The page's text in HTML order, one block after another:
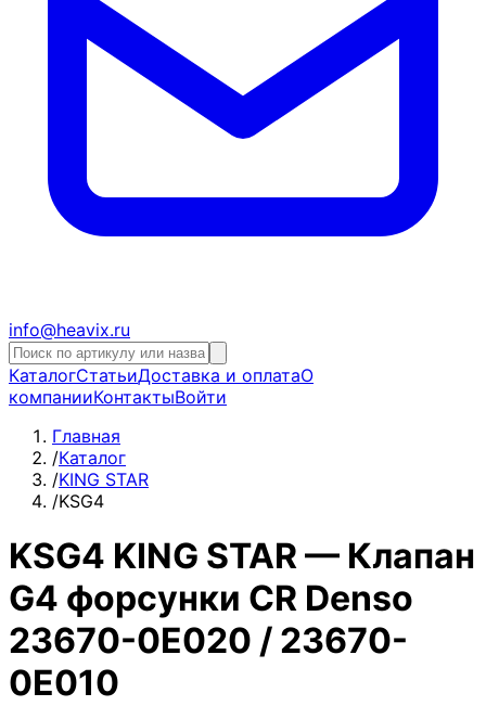
info@heavix.ru
КаталогСтатьиДоставка и оплатаО
компанииКонтактыВойти
Главная
/Каталог
/KING STAR
/KSG4
KSG4 KING STAR — Клапан
G4 форсунки CR Denso
23670-0E020 / 23670-
0E010